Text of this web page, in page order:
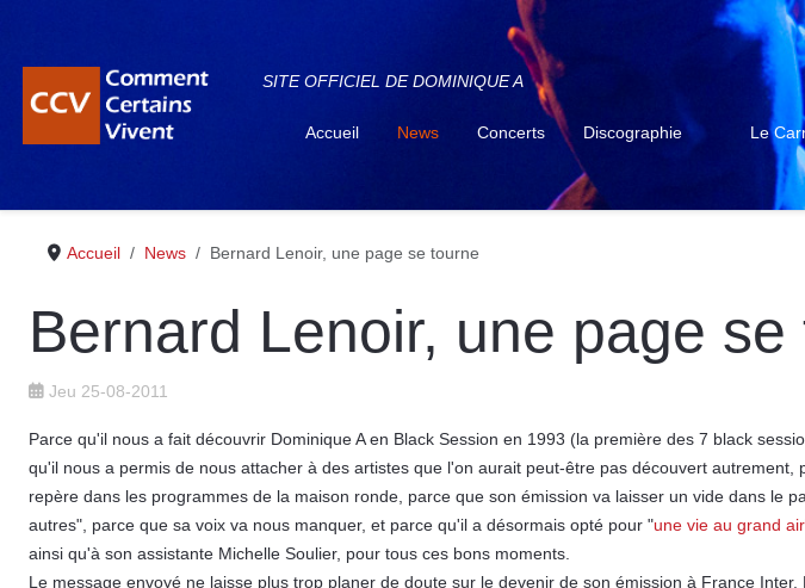
SITE OFFICIEL DE DOMINIQUE A
Accueil News Concerts Discographie Le
Accueil News Bernard Lenoir, une page se tourne
Bernard Lenoir, une page se
Jeu 25-08-2011
Parce qu'il nous a fait découvrir Dominique A en Black Session en 1993 (la première des 7 black
qu'il nous a permis de nous attacher à des artistes que l'on aurait peut-être pas découvert autrement,
repère dans les programmes de la maison ronde, parce que son émission va laisser un vide dans le
autres", parce que sa voix va nous manquer, et parce qu'il a désormais opté pour "une vie au grand air
ainsi qu'à son assistante Michelle Soulier, pour tous ces bons moments.
Le message envoyé ne laisse plus trop planer de doute sur le devenir de son émission à France Inter.